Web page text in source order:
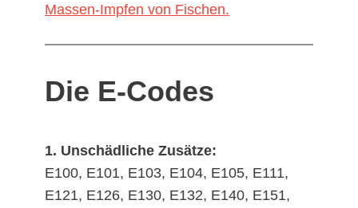
Massen-Impfen von Fischen.
Die E-Codes
1. Unschädliche Zusätze:
E100, E101, E103, E104, E105, E111,
E121, E126, E130, E132, E140, E151,